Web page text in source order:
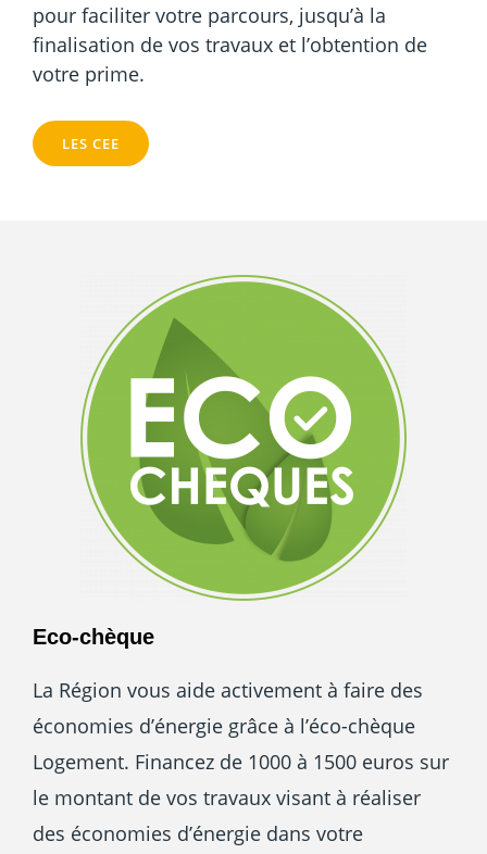
pour faciliter votre parcours, jusqu’à la
finalisation de vos travaux et l’obtention de
votre prime.
LES CEE
Eco-chèque
La Région vous aide activement à faire des
économies d’énergie grâce à l’éco-chèque
Logement. Financez de 1000 à 1500 euros sur
le montant de vos travaux visant à réaliser
des économies d’énergie dans votre